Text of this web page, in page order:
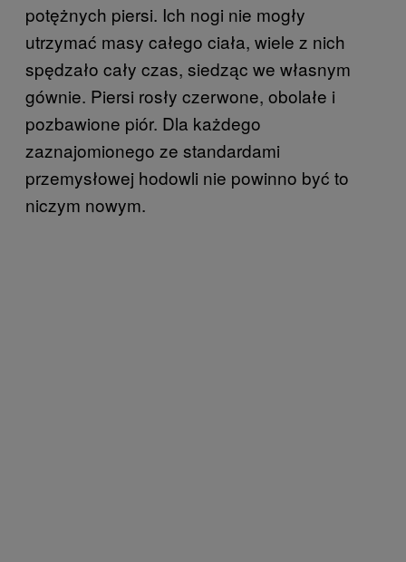
potężnych piersi. Ich nogi nie mogły
utrzymać masy całego ciała, wiele z nich
spędzało cały czas, siedząc we własnym
gównie. Piersi rosły czerwone, obolałe i
pozbawione piór. Dla każdego
zaznajomionego ze standardami
przemysłowej hodowli nie powinno być to
niczym nowym.